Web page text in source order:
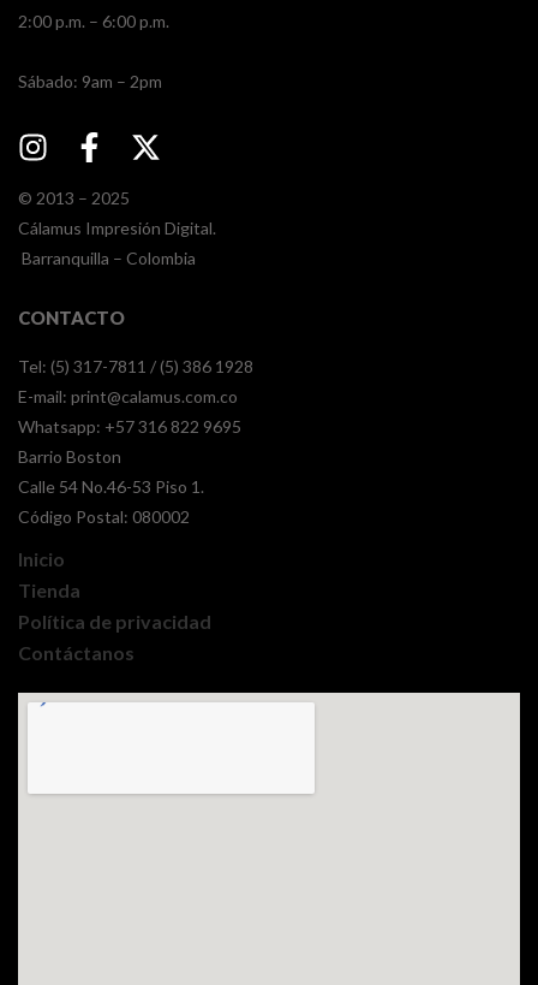
2:00 p.m. – 6:00 p.m.
​​Sábado: 9am – 2pm
© 2013 – 2025
Cálamus Impresión Digital.
Barranquilla – Colombia
CONTACTO
Tel: (5) 317-7811 / (5) 386 1928
E-mail: print@calamus.com.co
Whatsapp: +57 316 822 9695
Barrio Boston
Calle 54 No.46-53 Piso 1.
Código Postal: 080002
Inicio
Tienda
Política de privacidad
Contáctanos